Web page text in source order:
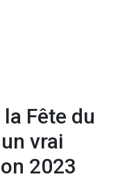
Fête du
vrai
2023